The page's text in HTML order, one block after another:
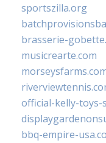
sportszilla.org
brasserie-
musicrearte.com
official-kelly-toys-
bbq-empire-